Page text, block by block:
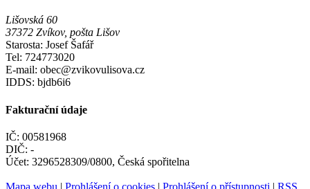
Lišovská 60
37372 Zvíkov, pošta Lišov
Starosta: Josef Šafář
Tel: 724773020
E-mail: obec@zvikovulisova.cz
IDDS: bjdb6i6
Fakturační údaje
IČ: 00581968
DIČ: -
Účet: 3296528309/0800, Česká spořitelna
Mapa webu | Prohlášení o cookies | Prohlášení o přístupnosti | RSS